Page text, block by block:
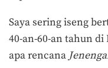
Saya sering iseng
40-an-60-an tahun
apa rencana